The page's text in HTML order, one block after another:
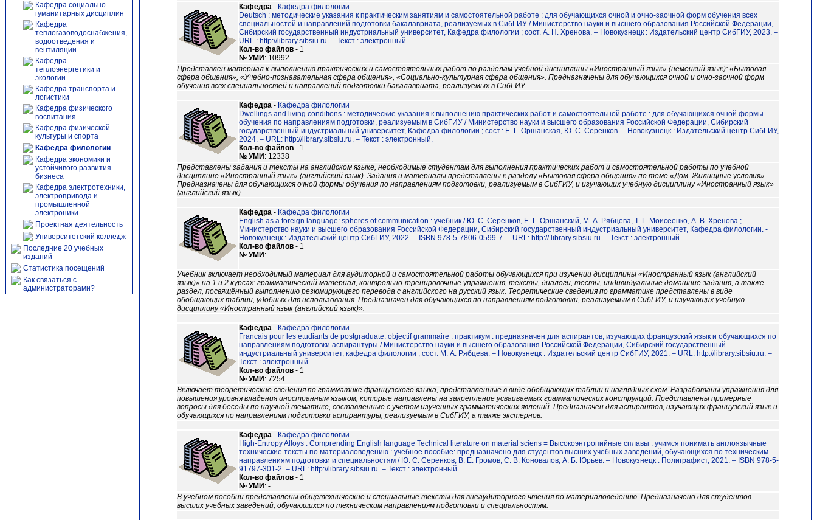
Кафедра социально-
гуманитарных дисциплин
Кафедра
теплогазоводоснабжения,
водоотведения и
вентиляции
Кафедра
теплоэнергетики и
экологии
Кафедра транспорта и
логистики
Кафедра физического
воспитания
Кафедра физической
культуры и спорта
Кафедра филологии
Кафедра экономики и
устойчивого развития
бизнеса
Кафедра электротехники,
электропривода и
промышленной
электроники
Проектная деятельность
Университетский колледж
Последние 20 учебных
изданий
Статистика посещений
Как связаться с
администраторами?
Кафедра - Кафедра филологии
Deutsch : методические указания к практическим занятиям и самостоятельной работе : для обучающихся очной и очно-заочной форм обучения всех
специальностей и направлений подготовки бакалавриата, реализуемых в СибГИУ / Министерство науки и высшего образования Российской Федерации,
Сибирский государственный индустриальный университет, Кафедра филологии ; сост. А. Н. Хренова. – Новокузнецк : Издательский центр СибГИУ, 2023. –
URL : http://library.sibsiu.ru. – Текст : электронный.
Кол-во файлов - 1
№ УМИ : 10992
Представлен материал к выполнению практических и самостоятельных работ по разделам учебной дисциплины «Иностранный язык» (немецкий язык): «Бытовая
сфера общения», «Учебно-познавательная сфера общения», «Социально-культурная сфера общения». Предназначены для обучающихся очной и очно-заочной форм
обучения всех специальностей и направлений подготовки бакалавриата, реализуемых в СибГИУ.
Кафедра - Кафедра филологии
Dwellings and living conditions : методические указания к выполнению практических работ и самостоятельной работе : для обучающихся очной формы
обучения по направлениям подготовки, реализуемым в СибГИУ / Министерство науки и высшего образования Российской Федерации, Сибирский
государственный индустриальный университет, Кафедра филологии ; сост.: Е. Г. Оршанская, Ю. С. Серенков. – Новокузнецк : Издательский центр СибГИУ,
2024. – URL: http://library.sibsiu.ru. – Текст : электронный.
Кол-во файлов - 1
№ УМИ : 12338
Представлены задания и тексты на английском языке, необходимые студентам для выполнения практических работ и самостоятельной работы по учебной
дисциплине «Иностранный язык» (английский язык). Задания и материалы представлены к разделу «Бытовая сфера общения» по теме «Дом. Жилищные условия».
Предназначены для обучающихся очной формы обучения по направлениям подготовки, реализуемым в СибГИУ, и изучающих учебную дисциплину «Иностранный язык»
(английский язык).
Кафедра - Кафедра филологии
English as a foreign language: spheres of communication : учебник / Ю. С. Серенков, Е. Г. Оршанский, М. А. Рябцева, Т. Г. Моисеенко, А. В. Хренова ;
Министерство науки и высшего образования Российской Федерации, Сибирский государственный индустриальный университет, Кафедра филологии. -
Новокузнецк : Издательский центр СибГИУ, 2022. – ISBN 978-5-7806-0599-7. – URL: http:// library.sibsiu.ru. – Текст : электронный.
Кол-во файлов - 1
№ УМИ : -
Учебник включает необходимый материал для аудиторной и самостоятельной работы обучающихся при изучении дисциплины «Иностранный язык (английский
язык)» на 1 и 2 курсах: грамматический материал, контрольно-тренировочные упражнения, тексты, диалоги, тесты, индивидуальные домашние задания, а также
раздел, посвящённый выполнению резюмирующего перевода с английского на русский язык. Теоретические сведения по грамматике представлены в виде
обобщающих таблиц, удобных для использования. Предназначен для обучающихся по направлениям подготовки, реализуемым в СибГИУ, и изучающих учебную
дисциплину «Иностранный язык (английский язык)».
Кафедра - Кафедра филологии
Francais pour les etudiants de postgraduate: objectif grammaire : практикум : предназначен для аспирантов, изучающих французский язык и обучающихся по
направлениям подготовки аспирантуры / Министерство науки и высшего образования Российской Федерации, Сибирский государственный
индустриальный университет, кафедра филологии ; сост. М. А. Рябцева. – Новокузнецк : Издательский центр СибГИУ, 2021. – URL: http://library.sibsiu.ru. –
Текст : электронный.
Кол-во файлов - 1
№ УМИ : 7254
Включает теоретические сведения по грамматике французского языка, представленные в виде обобщающих таблиц и наглядных схем. Разработаны упражнения для
повышения уровня владения иностранным языком, которые направлены на закрепление усваиваемых грамматических конструкций. Представлены примерные
вопросы для беседы по научной тематике, составленные с учетом изученных грамматических явлений. Предназначен для аспирантов, изучающих французский язык и
обучающихся по направлениям подготовки аспирантуры, реализуемым в СибГИУ, а также экстернов.
Кафедра - Кафедра филологии
High-Entropy Alloys : Comprending English language Technical literature on material sciens = Высокоэнтропийные сплавы : учимся понимать англоязычные
технические тексты по материаловедению : учебное пособие: предназначено для студентов высших учебных заведений, обучающихся по техническим
направлениям подготовки и специальностям / Ю. С. Серенков, В. Е. Громов, С. В. Коновалов, А. Б. Юрьев. – Новокузнецк : Полиграфист, 2021. – ISBN 978-5-
91797-301-2. – URL: http://library.sibsiu.ru. – Текст : электронный.
Кол-во файлов - 1
№ УМИ : -
В учебном пособии представлены общетехнические и специальные тексты для внеаудиторного чтения по материаловедению. Предназначено для студентов
высших учебных заведений, обучающихся по техническим направлениям подготовки и специальностям.